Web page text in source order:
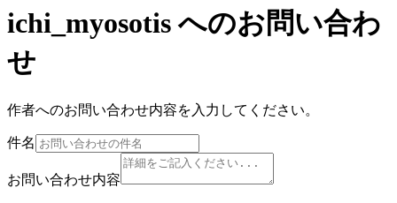
ichi_myosotisへのお問い合わ
せ
作者へのお問い合わせ内容を入力してください。
件名
お問い合わせ内容